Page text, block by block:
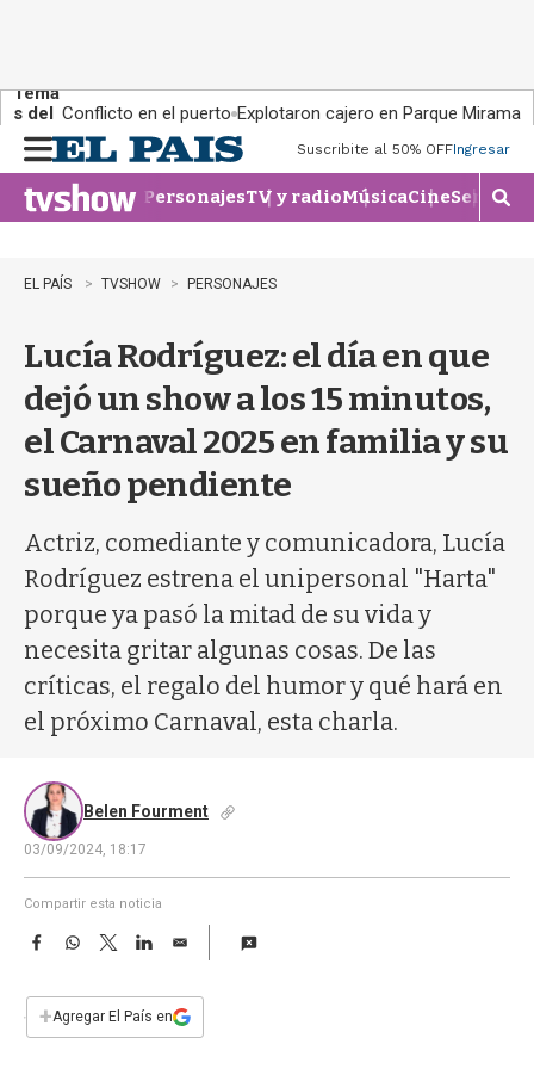
Tema
s del
día:
Conflicto en el puerto Explotaron cajero en Parque Miramar
n
u
Suscribite al 50% OFFIngresar
PersonajesTV y radioMúsicaCineSeries
M
o
q
a
EL PAÍS TVSHOW PERSONAJES
Lucía Rodríguez: el día en que
dejó un show a los 15 minutos,
el Carnaval 2025 en familia y su
sueño pendiente
Actriz, comediante y comunicadora, Lucía
Rodríguez estrena el unipersonal "Harta"
porque ya pasó la mitad de su vida y
necesita gritar algunas cosas. De las
críticas, el regalo del humor y qué hará en
el próximo Carnaval, esta charla.
Belen Fourment
03/09/2024, 18:17
Compartir esta noticia
F
e
b
W
s
T
w
t
L
E
i
l
+Agregar El País en